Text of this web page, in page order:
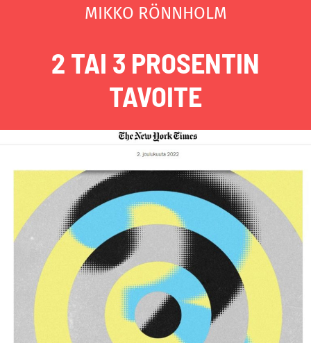
MIKKO RÖNNHOLM
2 TAI 3 PROSENTIN
TAVOITE